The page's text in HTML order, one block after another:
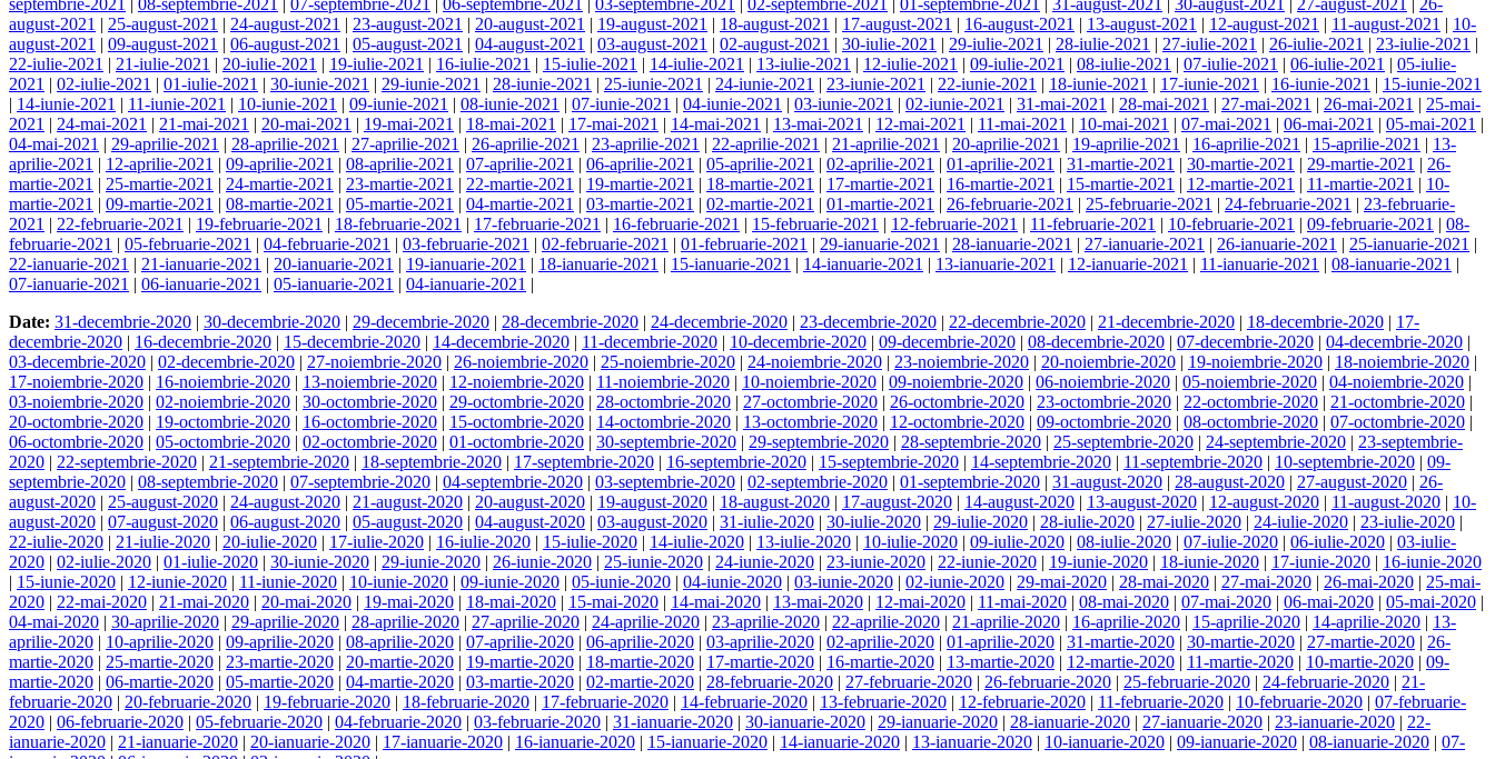
septembrie-2021 | 08-septembrie-2021 | 07-septembrie-2021 | 06-septembrie-2021 | 03-septembrie-2021 | 02-septembrie-2021 | 01-septembrie-2021 | 31-august-2021 | 30-august-2021 | 27-august-2021 | 26-
august-2021 | 25-august-2021 | 24-august-2021 | 23-august-2021 | 20-august-2021 | 19-august-2021 | 18-august-2021 | 17-august-2021 | 16-august-2021 | 13-august-2021 | 12-august-2021 | 11-august-2021 | 10-
august-2021 | 09-august-2021 | 06-august-2021 | 05-august-2021 | 04-august-2021 | 03-august-2021 | 02-august-2021 | 30-iulie-2021 | 29-iulie-2021 | 28-iulie-2021 | 27-iulie-2021 | 26-iulie-2021 | 23-iulie-2021 |
22-iulie-2021 | 21-iulie-2021 | 20-iulie-2021 | 19-iulie-2021 | 16-iulie-2021 | 15-iulie-2021 | 14-iulie-2021 | 13-iulie-2021 | 12-iulie-2021 | 09-iulie-2021 | 08-iulie-2021 | 07-iulie-2021 | 06-iulie-2021 | 05-iulie-
2021 | 02-iulie-2021 | 01-iulie-2021 | 30-iunie-2021 | 29-iunie-2021 | 28-iunie-2021 | 25-iunie-2021 | 24-iunie-2021 | 23-iunie-2021 | 22-iunie-2021 | 18-iunie-2021 | 17-iunie-2021 | 16-iunie-2021 | 15-iunie-2021
| 14-iunie-2021 | 11-iunie-2021 | 10-iunie-2021 | 09-iunie-2021 | 08-iunie-2021 | 07-iunie-2021 | 04-iunie-2021 | 03-iunie-2021 | 02-iunie-2021 | 31-mai-2021 | 28-mai-2021 | 27-mai-2021 | 26-mai-2021 | 25-mai-
2021 | 24-mai-2021 | 21-mai-2021 | 20-mai-2021 | 19-mai-2021 | 18-mai-2021 | 17-mai-2021 | 14-mai-2021 | 13-mai-2021 | 12-mai-2021 | 11-mai-2021 | 10-mai-2021 | 07-mai-2021 | 06-mai-2021 | 05-mai-2021 |
04-mai-2021 | 29-aprilie-2021 | 28-aprilie-2021 | 27-aprilie-2021 | 26-aprilie-2021 | 23-aprilie-2021 | 22-aprilie-2021 | 21-aprilie-2021 | 20-aprilie-2021 | 19-aprilie-2021 | 16-aprilie-2021 | 15-aprilie-2021 | 13-
aprilie-2021 | 12-aprilie-2021 | 09-aprilie-2021 | 08-aprilie-2021 | 07-aprilie-2021 | 06-aprilie-2021 | 05-aprilie-2021 | 02-aprilie-2021 | 01-aprilie-2021 | 31-martie-2021 | 30-martie-2021 | 29-martie-2021 | 26-
martie-2021 | 25-martie-2021 | 24-martie-2021 | 23-martie-2021 | 22-martie-2021 | 19-martie-2021 | 18-martie-2021 | 17-martie-2021 | 16-martie-2021 | 15-martie-2021 | 12-martie-2021 | 11-martie-2021 | 10-
martie-2021 | 09-martie-2021 | 08-martie-2021 | 05-martie-2021 | 04-martie-2021 | 03-martie-2021 | 02-martie-2021 | 01-martie-2021 | 26-februarie-2021 | 25-februarie-2021 | 24-februarie-2021 | 23-februarie-
2021 | 22-februarie-2021 | 19-februarie-2021 | 18-februarie-2021 | 17-februarie-2021 | 16-februarie-2021 | 15-februarie-2021 | 12-februarie-2021 | 11-februarie-2021 | 10-februarie-2021 | 09-februarie-2021 | 08-
februarie-2021 | 05-februarie-2021 | 04-februarie-2021 | 03-februarie-2021 | 02-februarie-2021 | 01-februarie-2021 | 29-ianuarie-2021 | 28-ianuarie-2021 | 27-ianuarie-2021 | 26-ianuarie-2021 | 25-ianuarie-2021 |
22-ianuarie-2021 | 21-ianuarie-2021 | 20-ianuarie-2021 | 19-ianuarie-2021 | 18-ianuarie-2021 | 15-ianuarie-2021 | 14-ianuarie-2021 | 13-ianuarie-2021 | 12-ianuarie-2021 | 11-ianuarie-2021 | 08-ianuarie-2021 |
07-ianuarie-2021 | 06-ianuarie-2021 | 05-ianuarie-2021 | 04-ianuarie-2021 |
Date: 31-decembrie-2020 | 30-decembrie-2020 | 29-decembrie-2020 | 28-decembrie-2020 | 24-decembrie-2020 | 23-decembrie-2020 | 22-decembrie-2020 | 21-decembrie-2020 | 18-decembrie-2020 | 17-
decembrie-2020 | 16-decembrie-2020 | 15-decembrie-2020 | 14-decembrie-2020 | 11-decembrie-2020 | 10-decembrie-2020 | 09-decembrie-2020 | 08-decembrie-2020 | 07-decembrie-2020 | 04-decembrie-2020 |
03-decembrie-2020 | 02-decembrie-2020 | 27-noiembrie-2020 | 26-noiembrie-2020 | 25-noiembrie-2020 | 24-noiembrie-2020 | 23-noiembrie-2020 | 20-noiembrie-2020 | 19-noiembrie-2020 | 18-noiembrie-2020 |
17-noiembrie-2020 | 16-noiembrie-2020 | 13-noiembrie-2020 | 12-noiembrie-2020 | 11-noiembrie-2020 | 10-noiembrie-2020 | 09-noiembrie-2020 | 06-noiembrie-2020 | 05-noiembrie-2020 | 04-noiembrie-2020 |
03-noiembrie-2020 | 02-noiembrie-2020 | 30-octombrie-2020 | 29-octombrie-2020 | 28-octombrie-2020 | 27-octombrie-2020 | 26-octombrie-2020 | 23-octombrie-2020 | 22-octombrie-2020 | 21-octombrie-2020 |
20-octombrie-2020 | 19-octombrie-2020 | 16-octombrie-2020 | 15-octombrie-2020 | 14-octombrie-2020 | 13-octombrie-2020 | 12-octombrie-2020 | 09-octombrie-2020 | 08-octombrie-2020 | 07-octombrie-2020 |
06-octombrie-2020 | 05-octombrie-2020 | 02-octombrie-2020 | 01-octombrie-2020 | 30-septembrie-2020 | 29-septembrie-2020 | 28-septembrie-2020 | 25-septembrie-2020 | 24-septembrie-2020 | 23-septembrie-
2020 | 22-septembrie-2020 | 21-septembrie-2020 | 18-septembrie-2020 | 17-septembrie-2020 | 16-septembrie-2020 | 15-septembrie-2020 | 14-septembrie-2020 | 11-septembrie-2020 | 10-septembrie-2020 | 09-
septembrie-2020 | 08-septembrie-2020 | 07-septembrie-2020 | 04-septembrie-2020 | 03-septembrie-2020 | 02-septembrie-2020 | 01-septembrie-2020 | 31-august-2020 | 28-august-2020 | 27-august-2020 | 26-
august-2020 | 25-august-2020 | 24-august-2020 | 21-august-2020 | 20-august-2020 | 19-august-2020 | 18-august-2020 | 17-august-2020 | 14-august-2020 | 13-august-2020 | 12-august-2020 | 11-august-2020 | 10-
august-2020 | 07-august-2020 | 06-august-2020 | 05-august-2020 | 04-august-2020 | 03-august-2020 | 31-iulie-2020 | 30-iulie-2020 | 29-iulie-2020 | 28-iulie-2020 | 27-iulie-2020 | 24-iulie-2020 | 23-iulie-2020 |
22-iulie-2020 | 21-iulie-2020 | 20-iulie-2020 | 17-iulie-2020 | 16-iulie-2020 | 15-iulie-2020 | 14-iulie-2020 | 13-iulie-2020 | 10-iulie-2020 | 09-iulie-2020 | 08-iulie-2020 | 07-iulie-2020 | 06-iulie-2020 | 03-iulie-
2020 | 02-iulie-2020 | 01-iulie-2020 | 30-iunie-2020 | 29-iunie-2020 | 26-iunie-2020 | 25-iunie-2020 | 24-iunie-2020 | 23-iunie-2020 | 22-iunie-2020 | 19-iunie-2020 | 18-iunie-2020 | 17-iunie-2020 | 16-iunie-2020
| 15-iunie-2020 | 12-iunie-2020 | 11-iunie-2020 | 10-iunie-2020 | 09-iunie-2020 | 05-iunie-2020 | 04-iunie-2020 | 03-iunie-2020 | 02-iunie-2020 | 29-mai-2020 | 28-mai-2020 | 27-mai-2020 | 26-mai-2020 | 25-mai-
2020 | 22-mai-2020 | 21-mai-2020 | 20-mai-2020 | 19-mai-2020 | 18-mai-2020 | 15-mai-2020 | 14-mai-2020 | 13-mai-2020 | 12-mai-2020 | 11-mai-2020 | 08-mai-2020 | 07-mai-2020 | 06-mai-2020 | 05-mai-2020 |
04-mai-2020 | 30-aprilie-2020 | 29-aprilie-2020 | 28-aprilie-2020 | 27-aprilie-2020 | 24-aprilie-2020 | 23-aprilie-2020 | 22-aprilie-2020 | 21-aprilie-2020 | 16-aprilie-2020 | 15-aprilie-2020 | 14-aprilie-2020 | 13-
aprilie-2020 | 10-aprilie-2020 | 09-aprilie-2020 | 08-aprilie-2020 | 07-aprilie-2020 | 06-aprilie-2020 | 03-aprilie-2020 | 02-aprilie-2020 | 01-aprilie-2020 | 31-martie-2020 | 30-martie-2020 | 27-martie-2020 | 26-
martie-2020 | 25-martie-2020 | 23-martie-2020 | 20-martie-2020 | 19-martie-2020 | 18-martie-2020 | 17-martie-2020 | 16-martie-2020 | 13-martie-2020 | 12-martie-2020 | 11-martie-2020 | 10-martie-2020 | 09-
martie-2020 | 06-martie-2020 | 05-martie-2020 | 04-martie-2020 | 03-martie-2020 | 02-martie-2020 | 28-februarie-2020 | 27-februarie-2020 | 26-februarie-2020 | 25-februarie-2020 | 24-februarie-2020 | 21-
februarie-2020 | 20-februarie-2020 | 19-februarie-2020 | 18-februarie-2020 | 17-februarie-2020 | 14-februarie-2020 | 13-februarie-2020 | 12-februarie-2020 | 11-februarie-2020 | 10-februarie-2020 | 07-februarie-
2020 | 06-februarie-2020 | 05-februarie-2020 | 04-februarie-2020 | 03-februarie-2020 | 31-ianuarie-2020 | 30-ianuarie-2020 | 29-ianuarie-2020 | 28-ianuarie-2020 | 27-ianuarie-2020 | 23-ianuarie-2020 | 22-
ianuarie-2020 | 21-ianuarie-2020 | 20-ianuarie-2020 | 17-ianuarie-2020 | 16-ianuarie-2020 | 15-ianuarie-2020 | 14-ianuarie-2020 | 13-ianuarie-2020 | 10-ianuarie-2020 | 09-ianuarie-2020 | 08-ianuarie-2020 | 07-